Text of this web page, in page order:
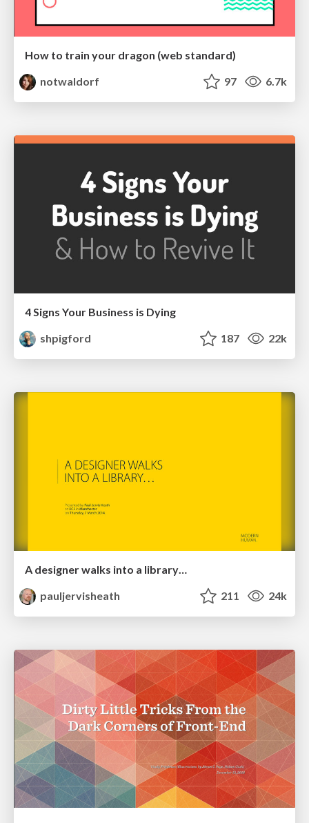
How to train your dragon (web standard)
notwaldorf
97 6.7k
4 Signs Your Business is Dying
shpigford
187 22k
A designer walks into a library…
pauljervisheath
211 24k